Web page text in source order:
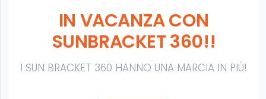
IN VACANZA CON
SUNBRACKET 360!!
I SUN BRACKET 360 HANNO UNA MARCIA IN PIÙ!